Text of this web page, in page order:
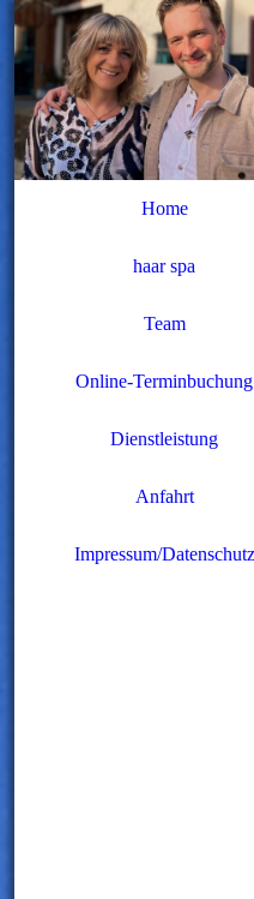
Home
haar spa
Team
Online-Terminbuchung
Dienstleistung
Anfahrt
Impressum/Datenschutz